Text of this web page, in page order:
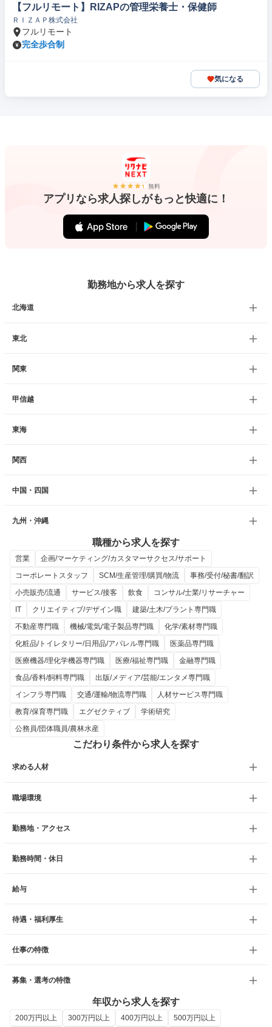
【フルリモート】RIZAPの管理栄養士・保健師
ＲＩＺＡＰ株式会社
フルリモート
完全歩合制
気になる
無料
アプリなら求人探しがもっと快適に！
勤務地から求人を探す
北海道
東北
関東
甲信越
東海
関西
中国・四国
九州・沖縄
職種から求人を探す
営業
企画/マーケティング/カスタマーサクセス/サポート
コーポレートスタッフ
SCM/生産管理/購買/物流
事務/受付/秘書/翻訳
小売販売/流通
サービス/接客 飲食
コンサル/士業/リサーチャー
IT
クリエイティブ/デザイン職
建築/土木/プラント専門職
不動産専門職
機械/電気/電子製品専門職
化学/素材専門職
化粧品/トイレタリー/日用品/アパレル専門職
医薬品専門職
医療機器/理化学機器専門職
医療/福祉専門職
金融専門職
食品/香料/飼料専門職
出版/メディア/芸能/エンタメ専門職
インフラ専門職
交通/運輸/物流専門職
人材サービス専門職
教育/保育専門職
エグゼクティブ
学術研究
公務員/団体職員/農林水産
こだわり条件から求人を探す
求める人材
職場環境
勤務地・アクセス
勤務時間・休日
給与
待遇・福利厚生
仕事の特徴
募集・選考の特徴
年収から求人を探す
200万円以上 300万円以上 400万円以上 500万円以上